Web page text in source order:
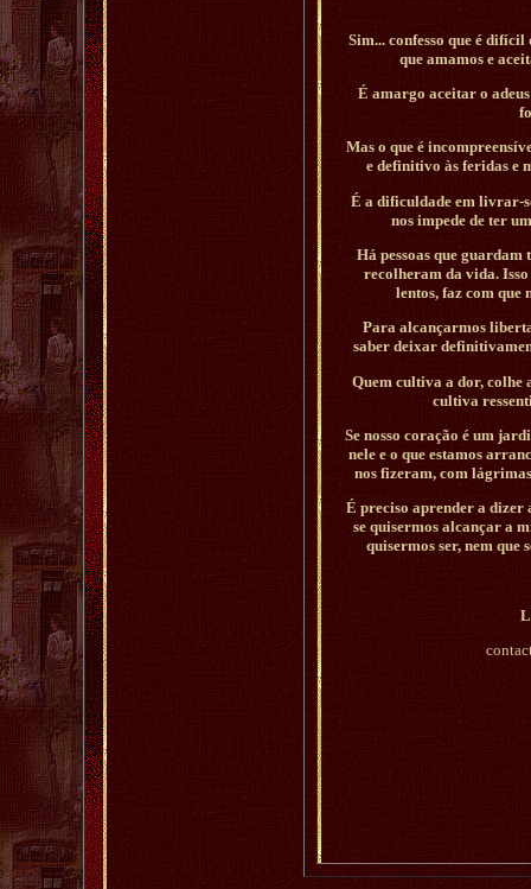
Sim... confesso que é difícil
que amamos e
É amargo aceitar o
Mas o que é
e definitivo às feridas e
É a dificuldade em livrar-
nos impede de ter
Há pessoas que guardam
recolheram da vida. Isso
lentos, faz com que
Para alcançarmos
saber deixar
Quem cultiva a dor, colhe
cultiva
Se nosso coração é um
nele e o que estamos
nos fizeram, com
É preciso aprender a dizer
se quisermos alcançar a
quisermos ser, nem que